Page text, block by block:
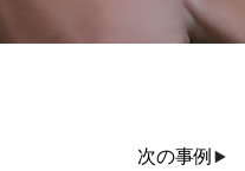
次の事例